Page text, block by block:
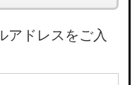
アドレスをご入